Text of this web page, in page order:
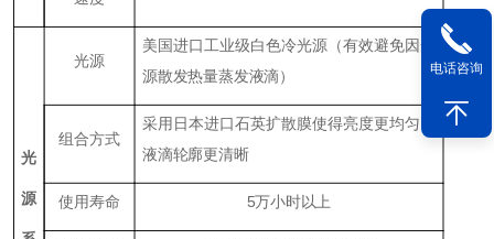
光
源
光源
美国进口工业级白色冷光源（有效避免因光
源散发热量蒸发液滴）
组合方式
采用日本进口石英扩散膜使得亮度更均匀，
液滴轮廓更清晰
使用寿命 5万小时以上
电话咨询